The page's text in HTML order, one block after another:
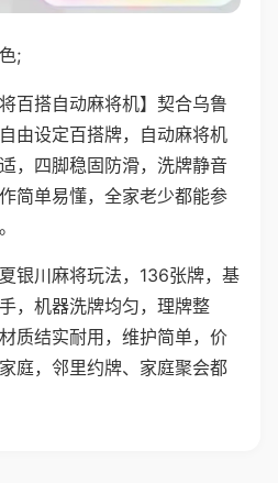
;
百搭自动麻将机】契合乌鲁
由设定百搭牌，自动麻将机
，四脚稳固防滑，洗牌静音
简单易懂，全家老少都能参
银川麻将玩法，136张牌，基
，机器洗牌均匀，理牌整
质结实耐用，维护简单，价
庭，邻里约牌、家庭聚会都